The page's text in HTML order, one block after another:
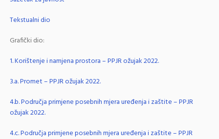
Tekstualni dio
Grafički dio:
1. Korištenje i namjena prostora – PPJR ožujak 2022.
3.a. Promet – PPJR ožujak 2022.
4.b. Područja primjene posebnih mjera uređenja i zaštite – PPJR
ožujak 2022.
4.c. Područja primjene posebnih mjera uređenja i zaštite – PPJR